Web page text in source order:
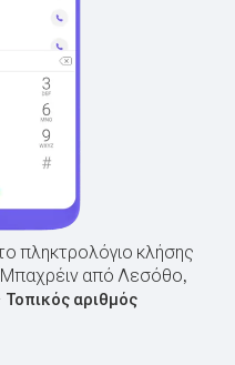
πληκτρολόγιο κλήσης
Μπαχρέιν από Λεσόθο,
Τοπικός αριθμός